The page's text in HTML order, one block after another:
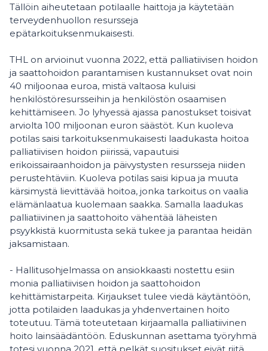
Tällöin aiheutetaan potilaalle haittoja ja käytetään
terveydenhuollon resursseja
epätarkoituksenmukaisesti.
THL on arvioinut vuonna 2022, että palliatiivisen hoidon
ja saattohoidon parantamisen kustannukset ovat noin
40 miljoonaa euroa, mistä valtaosa kuluisi
henkilöstöresursseihin ja henkilöstön osaamisen
kehittämiseen. Jo lyhyessä ajassa panostukset toisivat
arviolta 100 miljoonan euron säästöt. Kun kuoleva
potilas saisi tarkoituksenmukaisesti laadukasta hoitoa
palliatiivisen hoidon piirissä, vapautuisi
erikoissairaanhoidon ja päivystysten resursseja niiden
perustehtäviin. Kuoleva potilas saisi kipua ja muuta
kärsimystä lievittävää hoitoa, jonka tarkoitus on vaalia
elämänlaatua kuolemaan saakka. Samalla laadukas
palliatiivinen ja saattohoito vähentää läheisten
psyykkistä kuormitusta sekä tukee ja parantaa heidän
jaksamistaan.
- Hallitusohjelmassa on ansiokkaasti nostettu esiin
monia palliatiivisen hoidon ja saattohoidon
kehittämistarpeita. Kirjaukset tulee viedä käytäntöön,
jotta potilaiden laadukas ja yhdenvertainen hoito
toteutuu. Tämä toteutetaan kirjaamalla palliatiivinen
hoito lainsäädäntöön. Eduskunnan asettama työryhmä